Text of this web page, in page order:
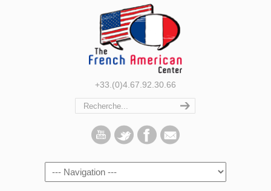
+33.(0)4.67.92.30.66
Navigation